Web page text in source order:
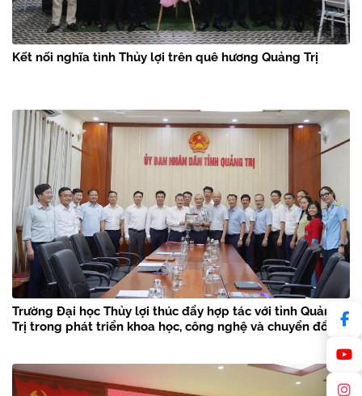
Kết nối nghĩa tình Thủy lợi trên quê hương Quảng Trị
Trường Đại học Thủy lợi thúc đẩy hợp tác với tỉnh Quảng
Trị trong phát triển khoa học, công nghệ và chuyển đổi số